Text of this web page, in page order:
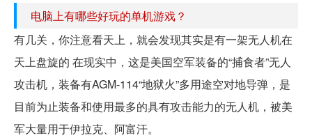
电脑上有哪些好玩的单机游戏？
有几关，你注意看天上，就会发现其实是有一架无人机在
天上盘旋的 在现实中，这是美国空军装备的“捕食者”无人
攻击机，装备有AGM-114“地狱火”多用途空对地导弹，是
目前为止装备和使用最多的具有攻击能力的无人机，被美
军大量用于伊拉克、阿富汗。